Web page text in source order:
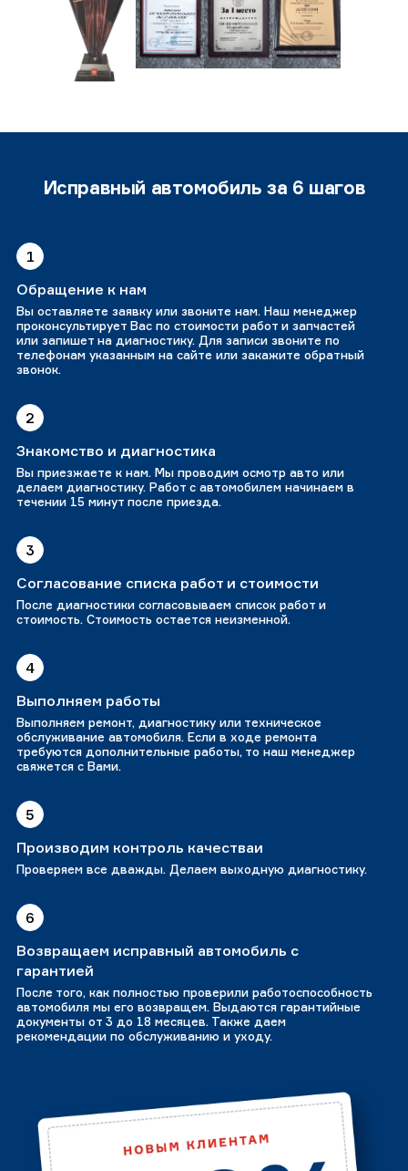
Исправный автомобиль за 6 шагов
1
Обращение к нам
Вы оставляете заявку или звоните нам. Наш менеджер
проконсультирует Вас по стоимости работ и запчастей
или запишет на диагностику. Для записи звоните по
телефонам указанным на сайте или закажите обратный
звонок.
2
Знакомство и диагностика
Вы приезжаете к нам. Мы проводим осмотр авто или
делаем диагностику. Работ с автомобилем начинаем в
течении 15 минут после приезда.
3
Согласование списка работ и стоимости
После диагностики согласовываем список работ и
стоимость. Стоимость остается неизменной.
4
Выполняем работы
Выполняем ремонт, диагностику или техническое
обслуживание автомобиля. Если в ходе ремонта
требуются дополнительные работы, то наш менеджер
свяжется с Вами.
5
Производим контроль качестваи
Проверяем все дважды. Делаем выходную диагностику.
6
Возвращаем исправный автомобиль с
гарантией
После того, как полностью проверили работоспособность
автомобиля мы его возвращем. Выдаются гарантийные
документы от 3 до 18 месяцев. Также даем
рекомендации по обслуживанию и уходу.